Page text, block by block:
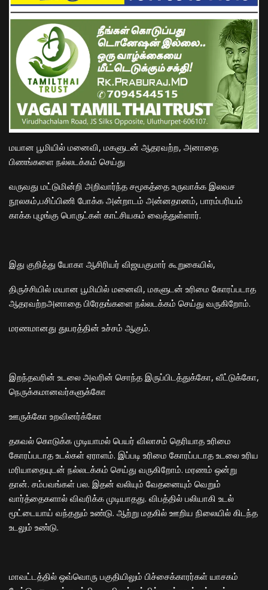
மயான பூமியில் மனைவி, மகளுடன் ஆதரவற்ற, அனாதை
பிணங்களை நல்லடக்கம் செய்து
வருவது மட்டுமின்றி அறிவார்ந்த சமூகத்தை உருவாக்க இலவச
நூலகம்,பசிப்பிணி போக்க அன்றாடம் அன்னதானம், பாரம்பரியம்
காக்க புழங்கு பொருட்கள் காட்சியகம் வைத்துள்ளார்.
இது குறித்து யோகா ஆசிரியர் விஜயகுமார் கூறுகையில்,
திருச்சியில் மயான பூமியில் மனைவி, மகளுடன் உரிமை கோரப்படாத
ஆதரவற்றஅனாதை பிரேதங்களை நல்லடக்கம் செய்து வருகிறோம்.
மரணமானது துயரத்தின் உச்சம் ஆகும்.
இறந்தவரின் உடலை அவரின் சொந்த இருப்பிடத்துக்கோ, வீட்டுக்கோ,
நெருக்கமானவர்களுக்கோ
ஊருக்கோ உறவினர்க்கோ
தகவல் கொடுக்க முடியாமல் பெயர் விலாசம் தெரியாத உரிமை
கோரப்படாத உடல்கள் ஏராளம். இப்படி உரிமை கோரப்படாத உடலை உரிய
மரியாதையுடன் நல்லடக்கம் செய்து வருகிறோம். மரணம் ஒன்று
தான். சம்பவங்கள் பல. இதன் வலியும் வேதனையும் வெறும்
வார்த்தைகளால் விவரிக்க முடியாதது. விபத்தில் பலியாகி உடல்
மூட்டையாய் வந்ததும் உண்டு. ஆற்று மதகில் ஊறிய நிலையில் கிடந்த
உடலும் உண்டு.
மாவட்டத்தில் ஒவ்வொரு பகுதியிலும் பிச்சைக்காரர்கள் யாசகம்